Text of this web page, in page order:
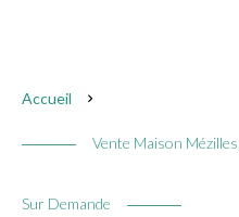
Accueil
Vente Maison
Sur Demande